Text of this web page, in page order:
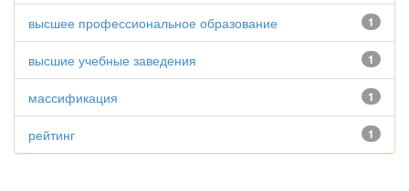
1
высшее профессиональное образование
1
высшие учебные заведения
1
массификация
1
рейтинг